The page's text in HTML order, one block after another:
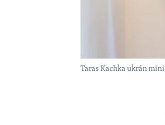
Taras Kachka ukrán